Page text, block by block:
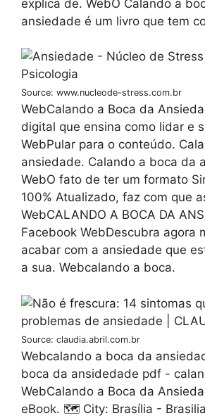
explica de. WebO Calando a
ansiedade é um livro que tem
Source: www.nucleode-stress.com.br
WebCalando a Boca da
digital que ensina como lidar e
WebPular para o conteúdo.
ansiedade. Calando a boca da
WebO fato de ter um formato
100% Atualizado, faz com que
WebCALANDO A BOCA DA
Facebook WebDescubra agora
acabar com a ansiedade que
a sua. Webcalando a boca.
Source: claudia.abril.com.br
Webcalando a boca da
boca da ansidedade pdf -
WebCalando a Boca da
eBook. 🗺️ City: Brasília -